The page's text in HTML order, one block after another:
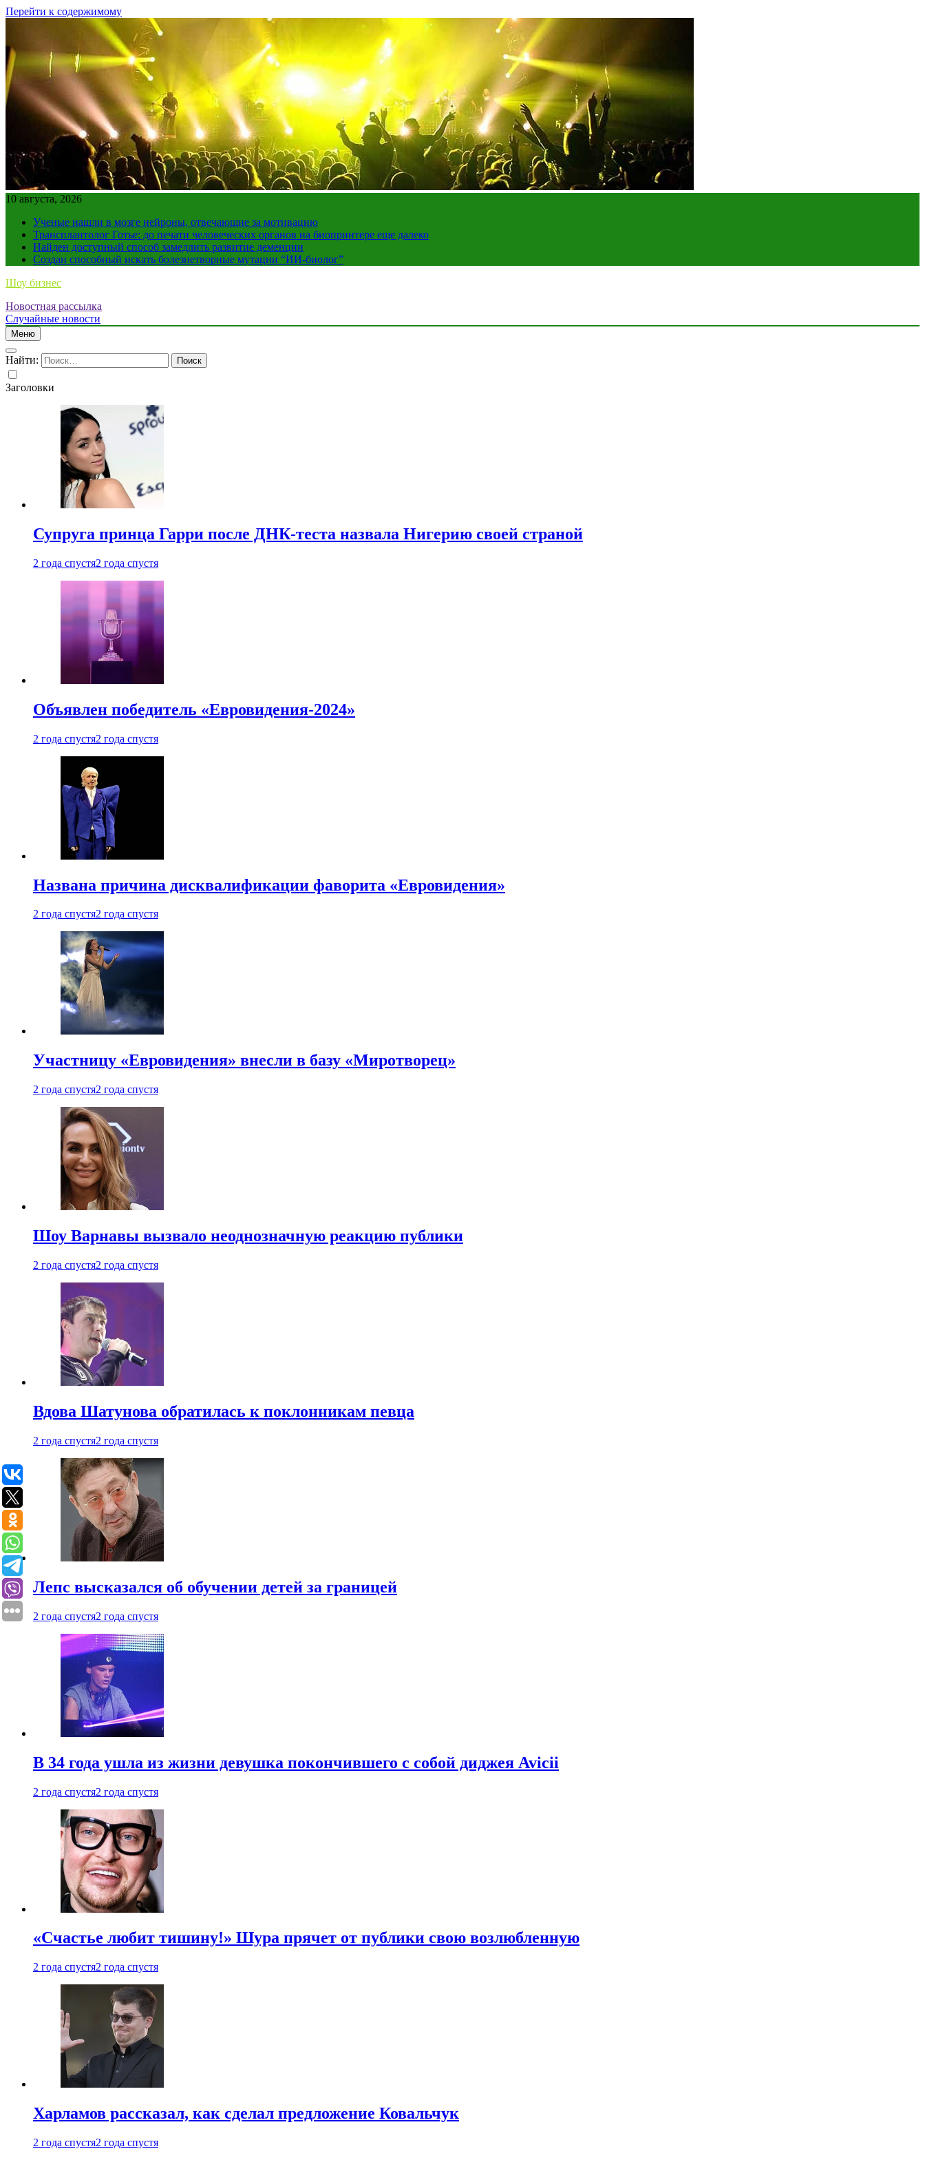
Перейти к содержимому
10 августа, 2026
Ученые нашли в мозге нейроны, отвечающие за мотивацию
Трансплантолог Готье: до печати человеческих органов на биопринтере еще далеко
Найден доступный способ замедлить развитие деменции
Создан способный искать болезнетворные мутации “ИИ-биолог”
Шоу бизнес
Новостная рассылка
Случайные новости
Меню
Найти:
Заголовки
Супруга принца Гарри после ДНК-теста назвала Нигерию своей страной
2 года спустя2 года спустя
Объявлен победитель «Евровидения-2024»
2 года спустя2 года спустя
Названа причина дисквалификации фаворита «Евровидения»
2 года спустя2 года спустя
Участницу «Евровидения» внесли в базу «Миротворец»
2 года спустя2 года спустя
Шоу Варнавы вызвало неоднозначную реакцию публики
2 года спустя2 года спустя
Вдова Шатунова обратилась к поклонникам певца
2 года спустя2 года спустя
Лепс высказался об обучении детей за границей
2 года спустя2 года спустя
В 34 года ушла из жизни девушка покончившего с собой диджея Avicii
2 года спустя2 года спустя
«Счастье любит тишину!» Шура прячет от публики свою возлюбленную
2 года спустя2 года спустя
Харламов рассказал, как сделал предложение Ковальчук
2 года спустя2 года спустя